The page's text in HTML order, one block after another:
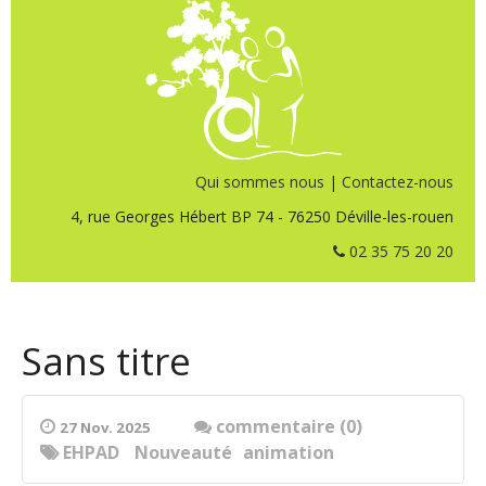
Qui sommes nous | Contactez-nous
4, rue Georges Hébert BP 74 - 76250 Déville-les-rouen
02 35 75 20 20
Sans titre
27 Nov. 2025
commentaire (0)
animation
EHPAD Nouveauté